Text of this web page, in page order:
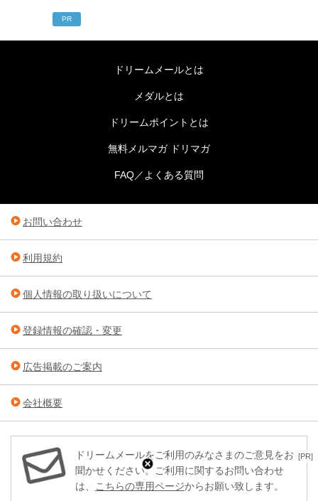
[PR]
PR
ドリームメールとは
メダルとは
ドリームポイントとは
無料メルマガ ドリマガ
FAQ／よくある質問
お問い合わせ
利用規約
個人情報の取り扱いについて
登録情報の確認・変更
広告掲載のご案内
会社概要
ドリームメールをご利用のみなさまのご意見をお
聞かせください。ご利用に関するお問い合わせ
は、 こちらの専用ページからお願い致します。